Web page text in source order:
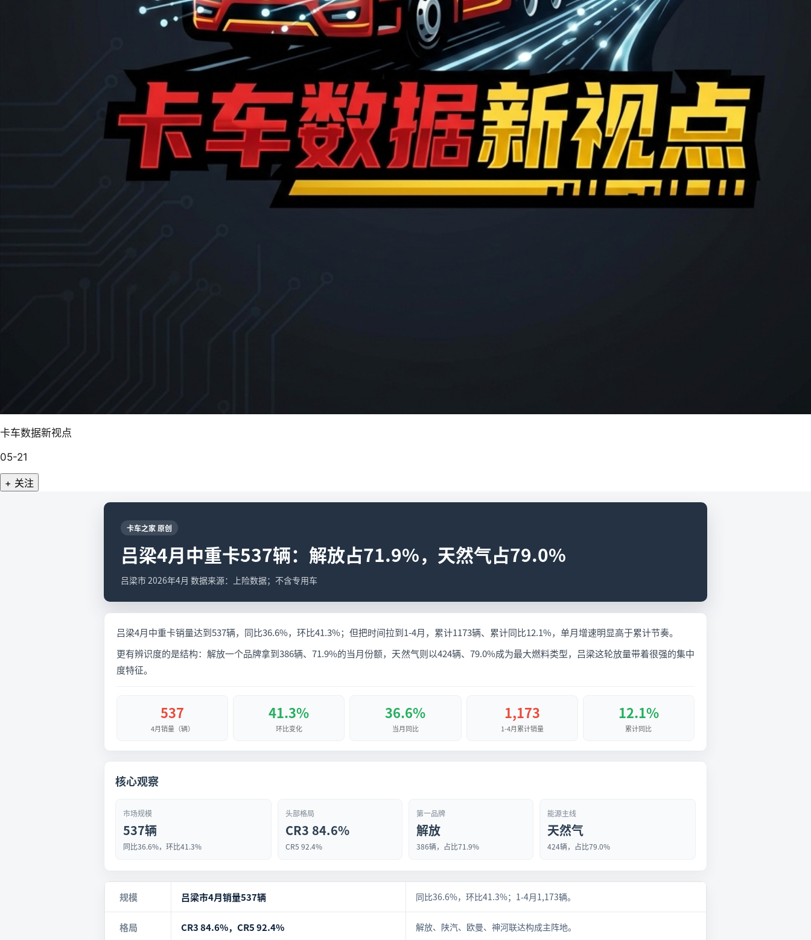
卡车数据新视点
05-21
+ 关注
卡车之家 原创
吕梁4月中重卡537辆：解放占71.9%，天然气占79.0%
吕梁市 2026年4月 数据来源：上险数据；不含专用车
吕梁4月中重卡销量达到537辆，同比36.6%，环比41.3%；但把时间拉到1-4月，累计1173辆、累计同比12.1%，单月增速明显高于累计节奏。
更有辨识度的是结构：解放一个品牌拿到386辆、71.9%的当月份额，天然气则以424辆、79.0%成为最大燃料类型，吕梁这轮放量带着很强的集中
度特征。
537
4月销量（辆）
41.3%
环比变化
36.6%
当月同比
1,173
1-4月累计销量
12.1%
累计同比
核心观察
市场规模
537辆
同比36.6%，环比41.3%
头部格局
CR3 84.6%
CR5 92.4%
第一品牌
解放
386辆，占比71.9%
能源主线
天然气
424辆，占比79.0%
规模 吕梁市4月销量537辆 同比36.6%，环比41.3%；1-4月1,173辆。
格局 CR3 84.6%，CR5 92.4% 解放、陕汽、欧曼、神河联达构成主阵地。